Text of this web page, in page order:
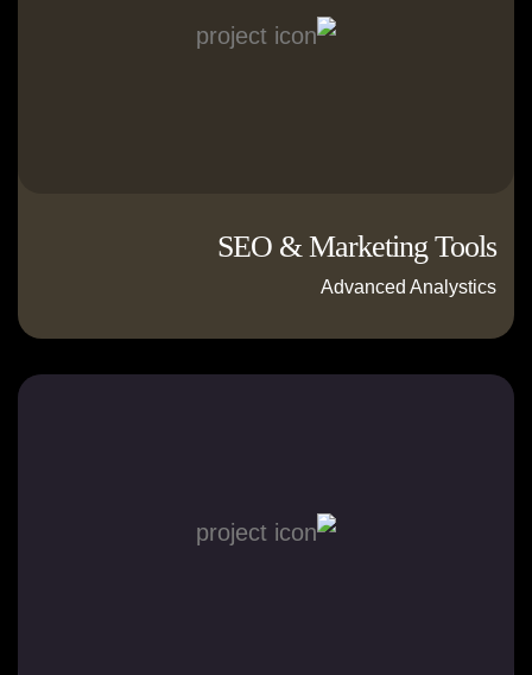
SEO & Marketing Tools
Advanced Analystics